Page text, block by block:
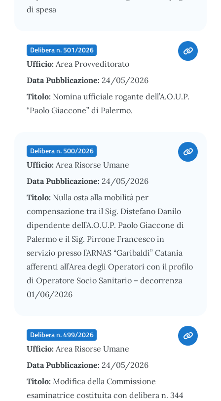
di spesa
Delibera n. 501/2026
Ufficio: Area Provveditorato
Data Pubblicazione: 24/05/2026
Titolo: Nomina ufficiale rogante dell’A.O.U.P.
“Paolo Giaccone” di Palermo.
Delibera n. 500/2026
Ufficio: Area Risorse Umane
Data Pubblicazione: 24/05/2026
Titolo: Nulla osta alla mobilità per
compensazione tra il Sig. Distefano Danilo
dipendente dell’A.O.U.P. Paolo Giaccone di
Palermo e il Sig. Pirrone Francesco in
servizio presso l’ARNAS “Garibaldi” Catania
afferenti all’Area degli Operatori con il profilo
di Operatore Socio Sanitario – decorrenza
01/06/2026
Delibera n. 499/2026
Ufficio: Area Risorse Umane
Data Pubblicazione: 24/05/2026
Titolo: Modifica della Commissione
esaminatrice costituita con delibera n. 344